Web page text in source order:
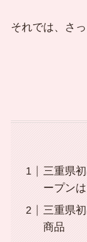
それでは、さ
三重県
ープン
三重県
商品